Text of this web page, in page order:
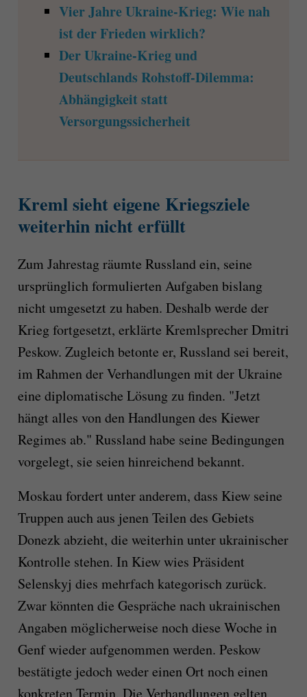
Vier Jahre Ukraine-Krieg: Wie nah
ist der Frieden wirklich?
Der Ukraine-Krieg und
Deutschlands Rohstoff-Dilemma:
Abhängigkeit statt
Versorgungssicherheit
Kreml sieht eigene Kriegsziele
weiterhin nicht erfüllt
Zum Jahrestag räumte Russland ein, seine
ursprünglich formulierten Aufgaben bislang
nicht umgesetzt zu haben. Deshalb werde der
Krieg fortgesetzt, erklärte Kremlsprecher Dmitri
Peskow. Zugleich betonte er, Russland sei bereit,
im Rahmen der Verhandlungen mit der Ukraine
eine diplomatische Lösung zu finden. "Jetzt
hängt alles von den Handlungen des Kiewer
Regimes ab." Russland habe seine Bedingungen
vorgelegt, sie seien hinreichend bekannt.
Moskau fordert unter anderem, dass Kiew seine
Truppen auch aus jenen Teilen des Gebiets
Donezk abzieht, die weiterhin unter ukrainischer
Kontrolle stehen. In Kiew wies Präsident
Selenskyj dies mehrfach kategorisch zurück.
Zwar könnten die Gespräche nach ukrainischen
Angaben möglicherweise noch diese Woche in
Genf wieder aufgenommen werden. Peskow
bestätigte jedoch weder einen Ort noch einen
konkreten Termin. Die Verhandlungen gelten